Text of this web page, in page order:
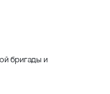
бригады и